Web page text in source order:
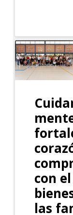
con el
las